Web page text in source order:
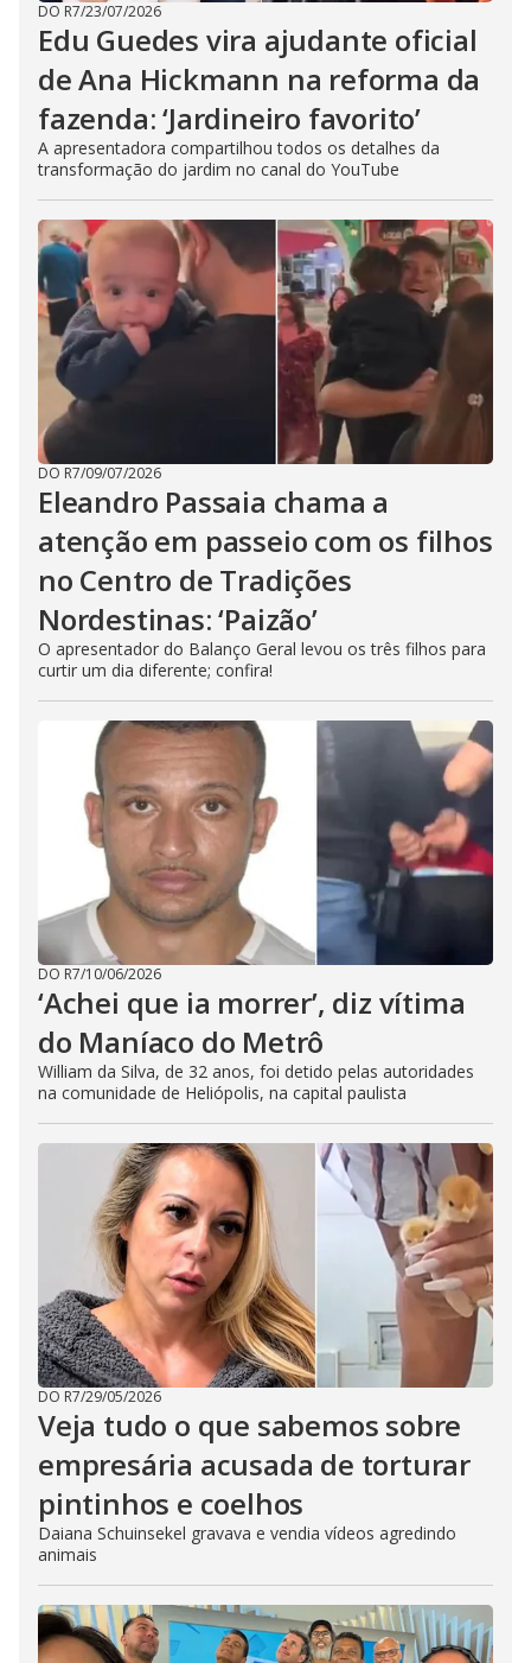
DO R7/23/07/2026
Edu Guedes vira ajudante oficial
de Ana Hickmann na reforma da
fazenda: ‘Jardineiro favorito’
A apresentadora compartilhou todos os detalhes da
transformação do jardim no canal do YouTube
DO R7/09/07/2026
Eleandro Passaia chama a
atenção em passeio com os filhos
no Centro de Tradições
Nordestinas: ‘Paizão’
O apresentador do Balanço Geral levou os três filhos para
curtir um dia diferente; confira!
DO R7/10/06/2026
‘Achei que ia morrer’, diz vítima
do Maníaco do Metrô
William da Silva, de 32 anos, foi detido pelas autoridades
na comunidade de Heliópolis, na capital paulista
DO R7/29/05/2026
Veja tudo o que sabemos sobre
empresária acusada de torturar
pintinhos e coelhos
Daiana Schuinsekel gravava e vendia vídeos agredindo
animais